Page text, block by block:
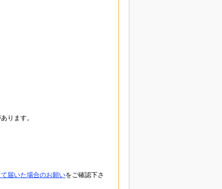
ります。
届いた場合のお願いをご確認下さ